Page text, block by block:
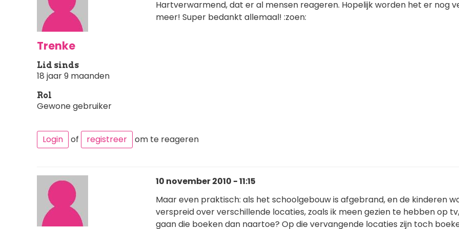
Trenke
Lid sinds
18 jaar 9 maanden
Rol
Gewone gebruiker
Hartverwarmend, dat er al mensen reageren. Hopelijk worden het er nog
meer! Super bedankt allemaal! :zoen:
Login of registreer om te reageren
10 november 2010 - 11:15
Maar even praktisch: als het schoolgebouw is afgebrand, en de kinderen
verspreid over verschillende locaties, zoals ik meen gezien te hebben op
gaan die boeken dan naartoe? Op die vervangende locaties zijn toch